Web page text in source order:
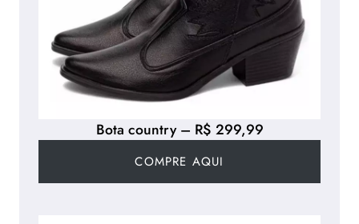
Bota country – R$ 299,99
COMPRE AQUI